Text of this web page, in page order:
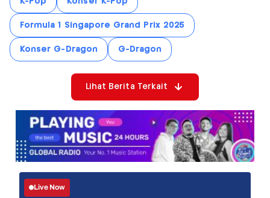
Formula 1 Singapore Grand Prix 2025
Konser G-Dragon G-Dragon
Lihat Berita Terkait
Live Now